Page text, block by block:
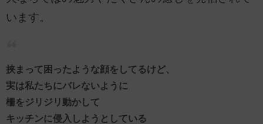
います。
挟まって困ったような顔をしてるけど、
実は私たちにバレないように
柵をジリジリ動かして
キッチンに侵入しようとしている